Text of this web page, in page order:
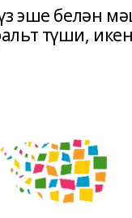
эше белән
түши,